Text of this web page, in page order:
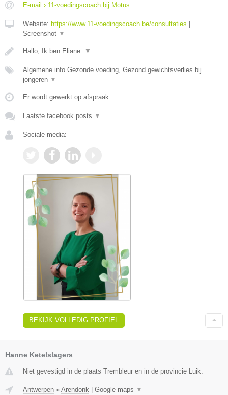
E-mail › 11-voedingscoach bij Motus
Website: https://www.11-voedingscoach.be/consultaties |
Screenshot ▼
Hallo, Ik ben Eliane. ▼
Algemene info Gezonde voeding, Gezond gewichtsverlies bij
jongeren ▼
Er wordt gewerkt op afspraak.
Laatste facebook posts ▼
Sociale media:
BEKIJK VOLLEDIG PROFIEL
Hanne Ketelslagers
Niet gevestigd in de plaats Trembleur en in de provincie Luik.
Antwerpen » Arendonk Google maps ▼